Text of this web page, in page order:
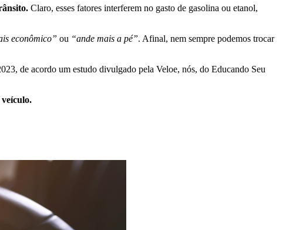
Claro, esses fatores interferem no gasto de gasolina ou etanol,
econômico” ou “ande mais a pé”. Afinal, nem sempre podemos trocar
de acordo um estudo divulgado pela Veloe, nós, do Educando Seu